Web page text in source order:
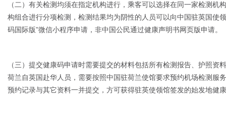
（二）有关检测均须在指定机构进行，乘客可以选择在同一家检测机
构组合进行分项检测，检测结果均为阴性的人员可以向中国驻英国使
码国际版”微信小程序申请，非中国公民通过健康声明书网页版申请。
（三）提交健康码申请时需要提交的材料包括所有检测报告、护照资
荷兰自英国赴华人员，需要按照中国驻荷兰使馆要求预约机场检测服
预约记录与其它资料一并提交，方可获得驻英使领馆签发的始发地健